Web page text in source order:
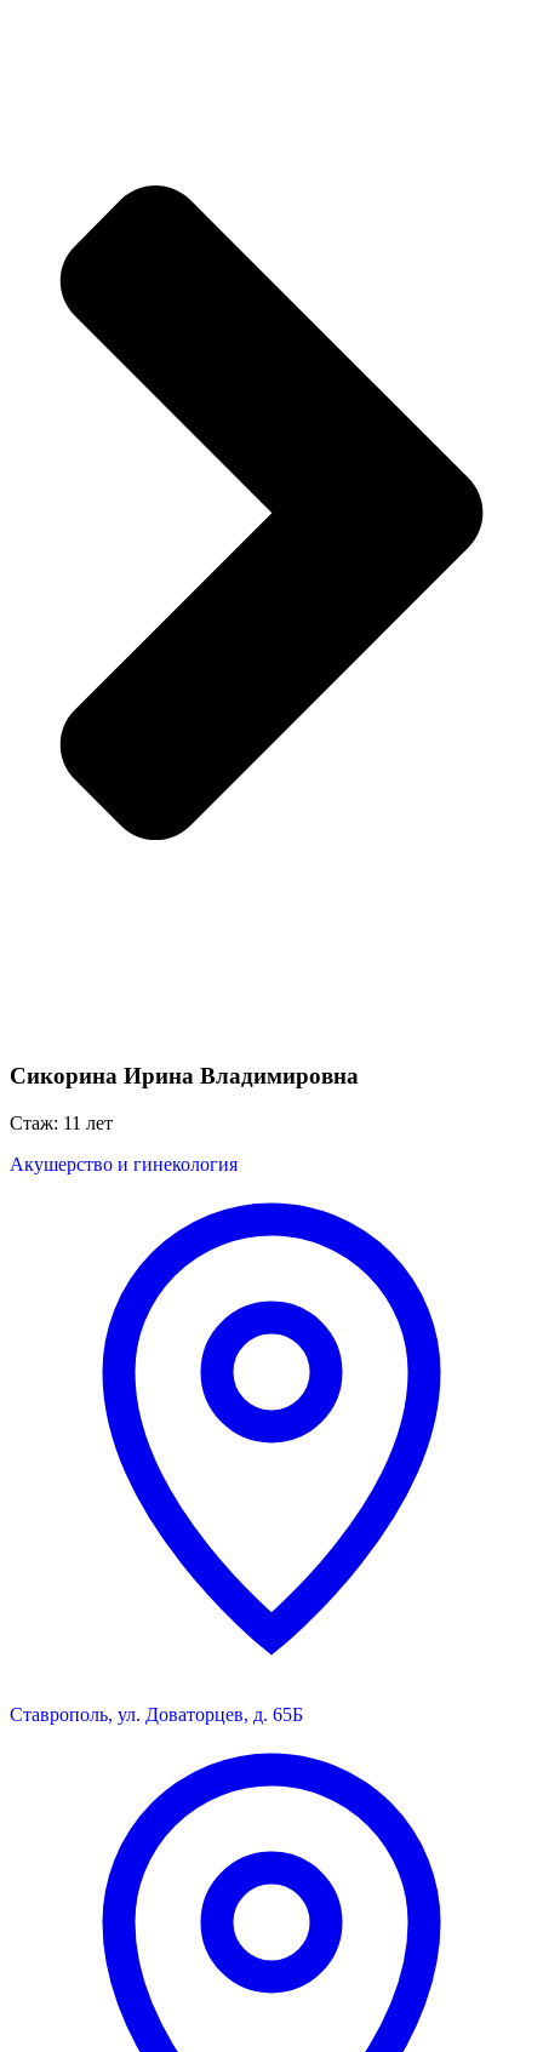
Сикорина Ирина Владимировна
Стаж: 11 лет
Акушерство и гинекология
Ставрополь, ул. Доваторцев, д. 65Б